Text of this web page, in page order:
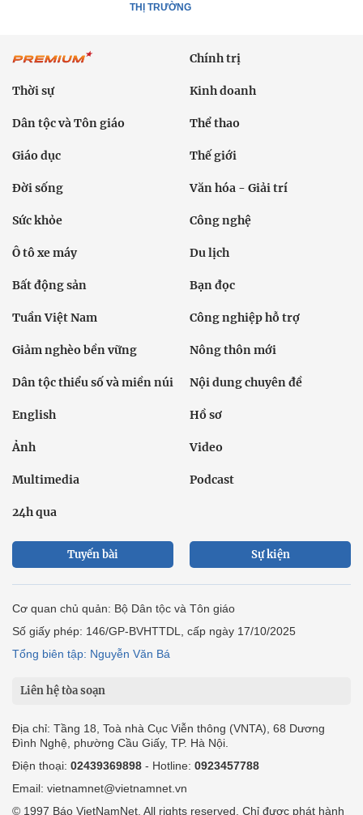
THỊ TRƯỜNG
Chính trị
Thời sự Kinh doanh
Dân tộc và Tôn giáo Thể thao
Giáo dục Thế giới
Đời sống Văn hóa - Giải trí
Sức khỏe Công nghệ
Ô tô xe máy Du lịch
Bất động sản Bạn đọc
Tuần Việt Nam Công nghiệp hỗ trợ
Giảm nghèo bền vững Nông thôn mới
Dân tộc thiểu số và miền núi Nội dung chuyên đề
English Hồ sơ
Ảnh Video
Multimedia Podcast
24h qua
Tuyến bài Sự kiện
Cơ quan chủ quản: Bộ Dân tộc và Tôn giáo
Số giấy phép: 146/GP-BVHTTDL, cấp ngày 17/10/2025
Tổng biên tập: Nguyễn Văn Bá
Liên hệ tòa soạn
Địa chỉ: Tầng 18, Toà nhà Cục Viễn thông (VNTA), 68 Dương
Đình Nghệ, phường Cầu Giấy, TP. Hà Nội.
Điện thoại: 02439369898 - Hotline: 0923457788
Email: vietnamnet@vietnamnet.vn
© 1997 Báo VietNamNet. All rights reserved. Chỉ được phát hành